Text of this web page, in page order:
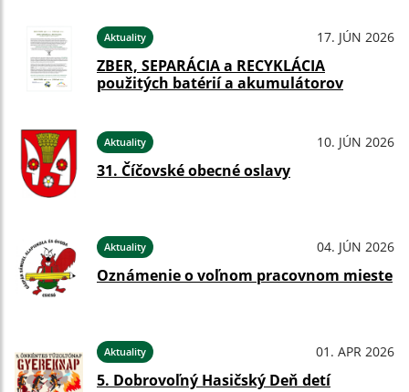
Aktuality 17. JÚN 2026
ZBER, SEPARÁCIA a RECYKLÁCIA
použitých batérií a akumulátorov
Aktuality 10. JÚN 2026
31. Číčovské obecné oslavy
Aktuality 04. JÚN 2026
Oznámenie o voľnom pracovnom mieste
Aktuality 01. APR 2026
5. Dobrovoľný Hasičský Deň detí